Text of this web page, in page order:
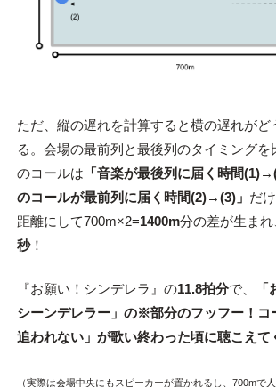
ただ、縦の遅れを計算すると横の遅れがど
る。会場の最前列と最後列のタイミングを
のコールは 「音楽が最後列に届く時間
のコールが最前列に届く時間(2)→(3)」 だ
距離にして700m×2=1400m分の差が生ま
秒！
『お願い！シンデレラ』の11.8拍分で、
シーンデレラー」の※部分のフッフー！コ
追われない」が歌い終わった頃に聴こえて
（実際は会場中央にもスピーカーが置かれるし、700mで